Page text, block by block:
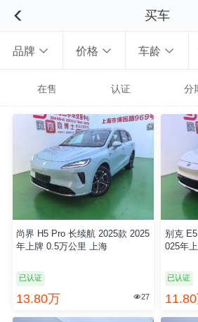
 买车
品牌  价格  车龄 
在售 认证 分
尚界 H5 Pro 长续航 2025款 2025
年上牌 0.5万公里 上海
已认证
13.80万 27
别克
025年
已认证